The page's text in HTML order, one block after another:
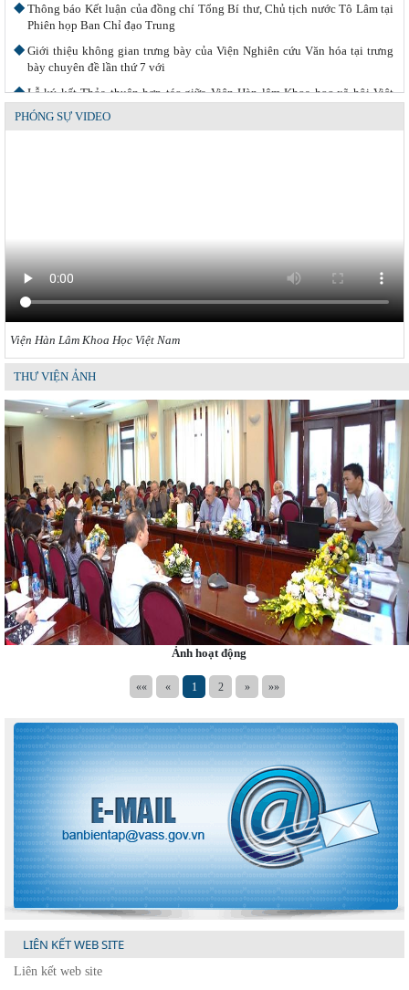
Thông báo Kết luận của đồng chí Tổng Bí thư, Chủ tịch nước Tô Lâm tại
Phiên họp Ban Chỉ đạo Trung
Giới thiệu không gian trưng bày của Viện Nghiên cứu Văn hóa tại trưng
bày chuyên đề lần thứ 7 với
Lễ ký kết Thỏa thuận hợp tác giữa Viện Hàn lâm Khoa học xã hội Việt
Nam và Tỉnh ủy Cao Bằng
Khai mạc trưng bày “Kết nối truyền thống, vững bước tương lai”
PHÓNG SỰ VIDEO
Viện Hàn Lâm Khoa Học Việt Nam
THƯ VIỆN ẢNH
Ảnh hoạt động
«« « 1 2 » »»
LIÊN KẾT WEB SITE